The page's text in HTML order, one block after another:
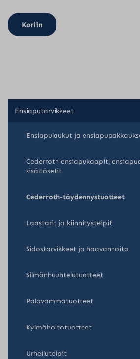
Koriin
Ensiaputarvikkeet
Ensiapulaukut ja
Cederroth ensiapukaapit,
sisältösetit
Cederroth-täydennystuotteet
Laastarit ja kiinnitysteipit
Sidostarvikkeet ja haavanhoito
Silmänhuuhtelutuotteet
Palovammatuotteet
Kylmähoitotuotteet
Urheiluteipit